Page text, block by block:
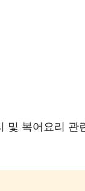
및 복어요리 관